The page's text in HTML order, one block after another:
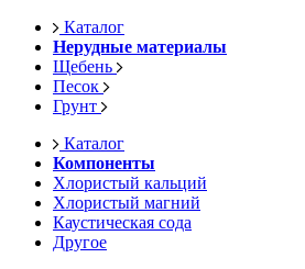
Каталог
Нерудные материалы
Щебень
Песок
Грунт
Каталог
Компоненты
Хлористый кальций
Хлористый магний
Каустическая сода
Другое